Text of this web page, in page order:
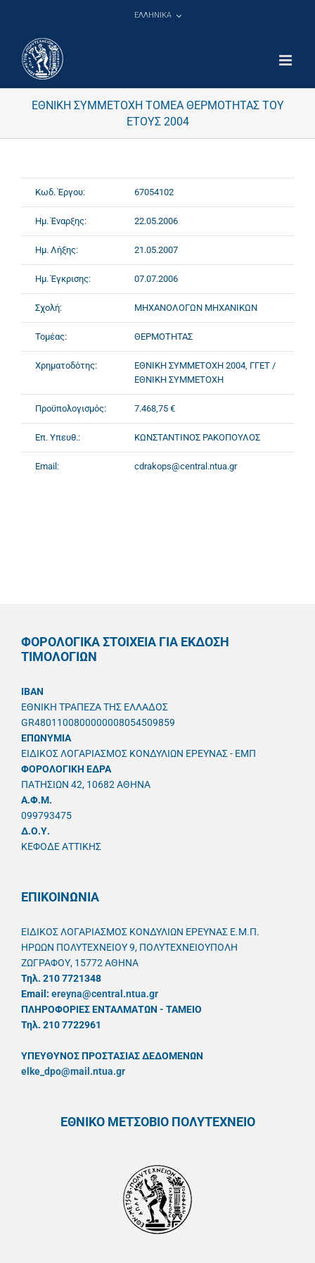
ΕΛΛΗΝΙΚΑ
ΕΘΝΙΚΗ ΣΥΜΜΕΤΟΧΗ ΤΟΜΕΑ ΘΕΡΜΟΤΗΤΑΣ ΤΟΥ
ΕΤΟΥΣ 2004
Κωδ. Έργου: 67054102
Ημ. Έναρξης: 22.05.2006
Ημ. Λήξης: 21.05.2007
Ημ. Έγκρισης: 07.07.2006
Σχολή: ΜΗΧΑΝΟΛΟΓΩΝ ΜΗΧΑΝΙΚΩΝ
Τομέας: ΘΕΡΜΟΤΗΤΑΣ
Χρηματοδότης:
ΕΘΝΙΚΗ ΣΥΜΜΕΤΟΧΗ 2004, ΓΓΕΤ /
ΕΘΝΙΚΗ ΣΥΜΜΕΤΟΧΗ
Προϋπολογισμός: 7.468,75 €
Επ. Υπευθ.: ΚΩΝΣΤΑΝΤΙΝΟΣ ΡΑΚΟΠΟΥΛΟΣ
Email: cdrakops@central.ntua.gr
ΦΟΡΟΛΟΓΙΚΑ ΣΤΟΙΧΕΙΑ ΓΙΑ ΕΚΔΟΣΗ
ΤΙΜΟΛΟΓΙΩΝ
IBAN
ΕΘΝΙΚΗ ΤΡΑΠΕΖΑ ΤΗΣ ΕΛΛΑΔΟΣ
GR4801100800000008054509859
ΕΠΩΝΥΜΙΑ
ΕΙΔΙΚΟΣ ΛΟΓΑΡΙΑΣΜΟΣ ΚΟΝΔΥΛΙΩΝ ΕΡΕΥΝΑΣ - ΕΜΠ
ΦΟΡΟΛΟΓΙΚΗ ΕΔΡΑ
ΠΑΤΗΣΙΩΝ 42, 10682 ΑΘΗΝΑ
A.Φ.Μ.
099793475
Δ.Ο.Υ.
ΚΕΦΟΔΕ ΑΤΤΙΚΗΣ
ΕΠΙΚΟΙΝΩΝΙΑ
ΕΙΔΙΚΟΣ ΛΟΓΑΡΙΑΣΜΟΣ ΚΟΝΔΥΛΙΩΝ ΕΡΕΥΝΑΣ Ε.Μ.Π.
ΗΡΩΩΝ ΠΟΛΥΤΕΧΝΕΙΟΥ 9, ΠΟΛΥΤΕΧΝΕΙΟΥΠΟΛΗ
ΖΩΓΡΑΦΟΥ, 15772 ΑΘΗΝΑ
Τηλ. 210 7721348
Email: ereyna@central.ntua.gr
ΠΛΗΡΟΦΟΡΙΕΣ ΕΝΤΑΛΜΑΤΩΝ - ΤΑΜΕΙΟ
Τηλ. 210 7722961
ΥΠΕΥΘYΝΟΣ ΠΡΟΣΤΑΣΙΑΣ ΔΕΔΟΜΕΝΩΝ
elke_dpo@mail.ntua.gr
ΕΘΝΙΚΟ ΜΕΤΣΟΒΙΟ ΠΟΛΥΤΕΧΝΕΙΟ